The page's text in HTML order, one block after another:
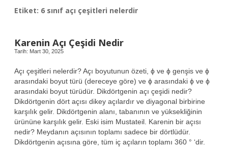
Etiket: 6 sınıf açı çeşitleri nelerdir
Karenin Açı Çeşidi Nedir
Tarih: Mart 30, 2025
Açı çeşitleri nelerdir? Açı boyutunun özeti, ϕ ve ϕ genşis‍ ve ϕ
arasındaki boyut türü (dereceye göre) ve ϕ arasındaki ϕ ve ϕ
arasındaki boyut türüdür. Dikdörtgenin açı çeşidi nedir?
Dikdörtgenin dört açısı dikey açılardır ve diyagonal birbirine
karşılık gelir. Dikdörtgenin alanı, tabanının ve yüksekliğinin
ürününe karşılık gelir. Eski isim Mustateil. Karenin bir açısı
nedir? Meydanın açısının toplamı sadece bir dörtlüdür.
Dikdörtgenin açısına göre, tüm iç açıların toplamı 360 ° ‘dir.